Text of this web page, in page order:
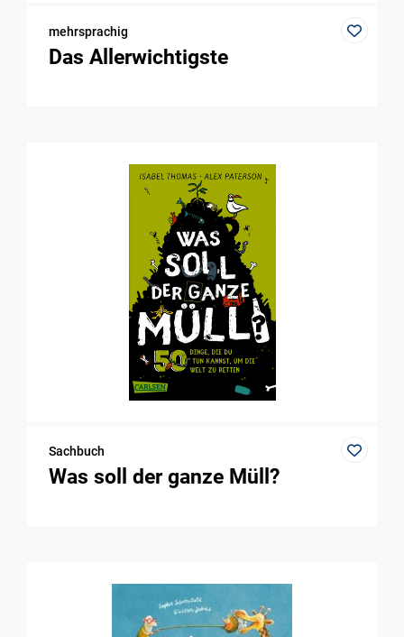
mehrsprachig
Das Allerwichtigste
Sachbuch
Was soll der ganze Müll?